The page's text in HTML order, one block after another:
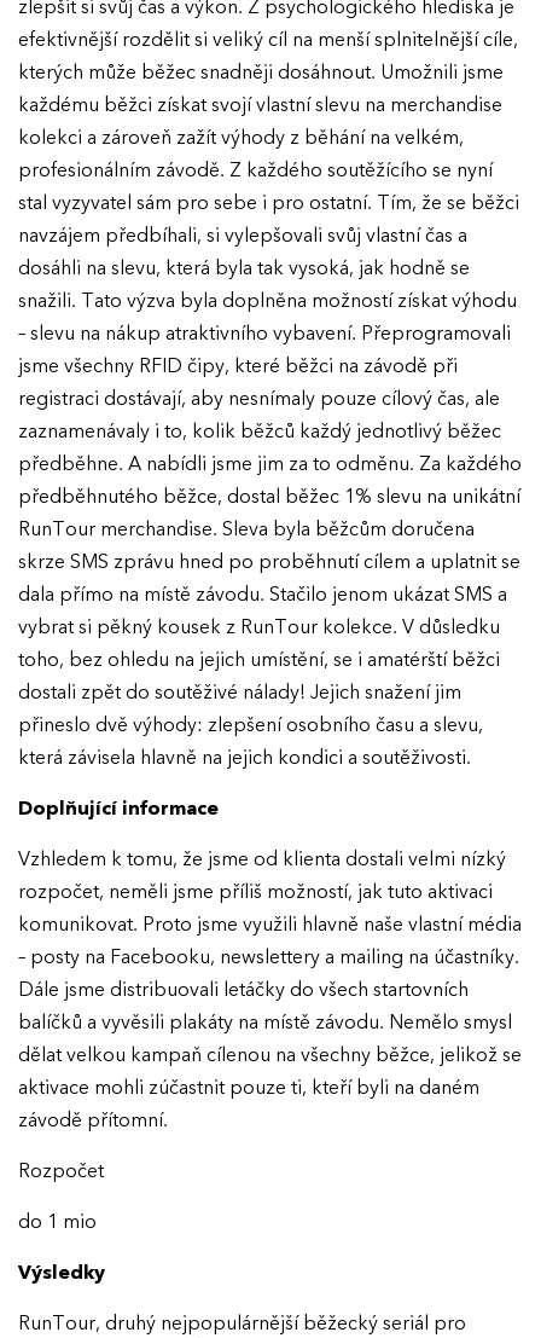
EFFIE 2026
O EFFIE
AKTUALITY
VÝSLEDKY
Ročník 2025
Ročník 2024
Ročník 2023
Ročník 2022
Ročník 2021
Ročník 2020
Ročník 2018
Ročník 2017
GALERIE
KONTAKTY
zlepšit si svůj čas a výkon. Z psychologického hlediska je
efektivnější rozdělit si veliký cíl na menší splnitelnější cíle,
kterých může běžec snadněji dosáhnout. Umožnili jsme
každému běžci získat svojí vlastní slevu na merchandise
kolekci a zároveň zažít výhody z běhání na velkém,
profesionálním závodě. Z každého soutěžícího se nyní
stal vyzyvatel sám pro sebe i pro ostatní. Tím, že se běžci
navzájem předbíhali, si vylepšovali svůj vlastní čas a
dosáhli na slevu, která byla tak vysoká, jak hodně se
snažili. Tato výzva byla doplněna možností získat výhodu
– slevu na nákup atraktivního vybavení. Přeprogramovali
jsme všechny RFID čipy, které běžci na závodě při
registraci dostávají, aby nesnímaly pouze cílový čas, ale
zaznamenávaly i to, kolik běžců každý jednotlivý běžec
předběhne. A nabídli jsme jim za to odměnu. Za každého
předběhnutého běžce, dostal běžec 1% slevu na unikátní
RunTour merchandise. Sleva byla běžcům doručena
skrze SMS zprávu hned po proběhnutí cílem a uplatnit se
dala přímo na místě závodu. Stačilo jenom ukázat SMS a
vybrat si pěkný kousek z RunTour kolekce. V důsledku
toho, bez ohledu na jejich umístění, se i amatérští běžci
dostali zpět do soutěživé nálady! Jejich snažení jim
přineslo dvě výhody: zlepšení osobního času a slevu,
která závisela hlavně na jejich kondici a soutěživosti.
Doplňující informace
Vzhledem k tomu, že jsme od klienta dostali velmi nízký
rozpočet, neměli jsme příliš možností, jak tuto aktivaci
komunikovat. Proto jsme využili hlavně naše vlastní média
– posty na Facebooku, newslettery a mailing na účastníky.
Dále jsme distribuovali letáčky do všech startovních
balíčků a vyvěsili plakáty na místě závodu. Nemělo smysl
dělat velkou kampaň cílenou na všechny běžce, jelikož se
aktivace mohli zúčastnit pouze ti, kteří byli na daném
závodě přítomní.
Rozpočet
do 1 mio
Výsledky
RunTour, druhý nejpopulárnější běžecký seriál pro